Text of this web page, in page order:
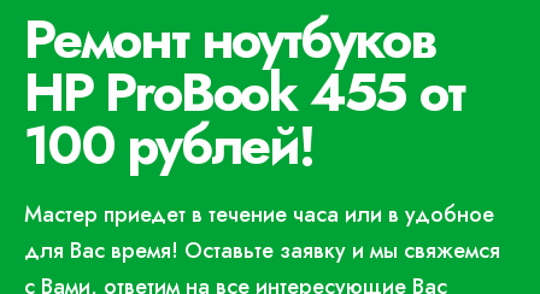
Ремонт ноутбуков
HP ProBook 455 от
100 рублей!
Мастер приедет в течение часа или в удобное
для Вас время! Оставьте заявку и мы свяжемся
с Вами, ответим на все интересующие Вас